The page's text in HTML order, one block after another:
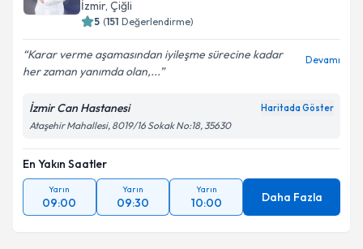
İzmir, Çiğli
5 (151 Değerlendirme)
Karar verme aşamasından iyileşme sürecine kadar
her zaman yanımda olan,...
Devamı
İzmir Can Hastanesi Haritada Göster
Ataşehir Mahallesi, 8019/16 Sokak No:18, 35630
En Yakın Saatler
Yarın
09:00
Yarın
09:30
Yarın
10:00 Daha Fazla